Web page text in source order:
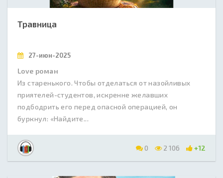
Травница
27-июн-2025
Love роман
Из старенького. Чтобы отделаться от назойливых
приятелей-студентов, искренне желавших
подбодрить его перед опасной операцией, он
буркнул: «Найдите...
0 2 106 +12